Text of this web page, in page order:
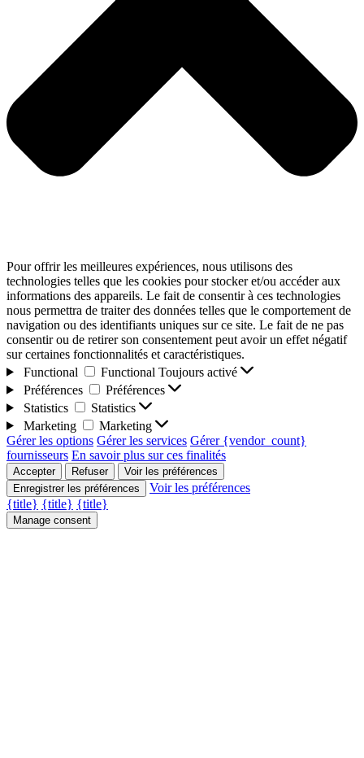
Pour offrir les meilleures expériences, nous utilisons des
technologies telles que les cookies pour stocker et/ou accéder aux
informations des appareils. Le fait de consentir à ces technologies
nous permettra de traiter des données telles que le comportement de
navigation ou des identifiants uniques sur ce site. Le fait de ne pas
consentir ou de retirer son consentement peut avoir un effet négatif
sur certaines fonctionnalités et caractéristiques.
Functional
Functional Toujours activé
Préférences
Préférences
Statistics
Statistics
Marketing
Marketing
Gérer les options Gérer les services Gérer {vendor_count}
fournisseurs En savoir plus sur ces finalités
Accepter Refuser
Voir les préférences
Enregistrer les préférences
Voir les préférences
{title} {title} {title}
Manage consent